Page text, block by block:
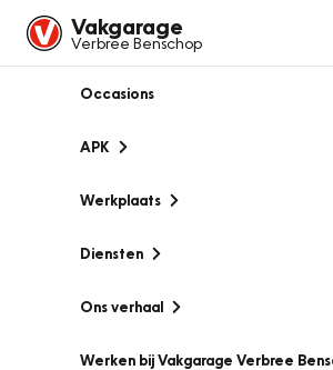
Vakgarage
Verbree Benschop
Occasions
APK
Werkplaats
Diensten
Ons verhaal
Werken bij Vakgarage Verbree